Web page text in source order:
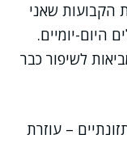
הקבועות שאני
היום-יומיים.
לשיפור כבר
– עוזרת